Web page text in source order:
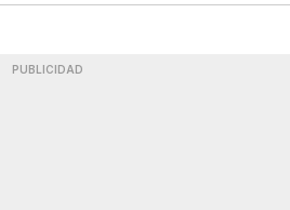
PUBLICIDAD